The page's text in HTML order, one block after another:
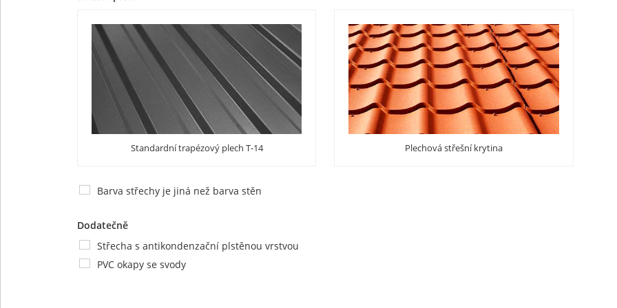
Standardní trapézový plech T-14 Plechová střešní krytina
Barva střechy je jiná než barva stěn
Dodatečně
Střecha s antikondenzační plstěnou vrstvou
PVC okapy se svody